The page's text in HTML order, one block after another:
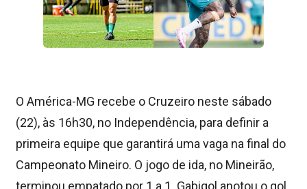
O América-MG recebe o Cruzeiro neste sábado
(22), às 16h30, no Independência, para definir a
primeira equipe que garantirá uma vaga na final do
Campeonato Mineiro. O jogo de ida, no Mineirão,
terminou empatado por 1 a 1. Gabigol anotou o gol